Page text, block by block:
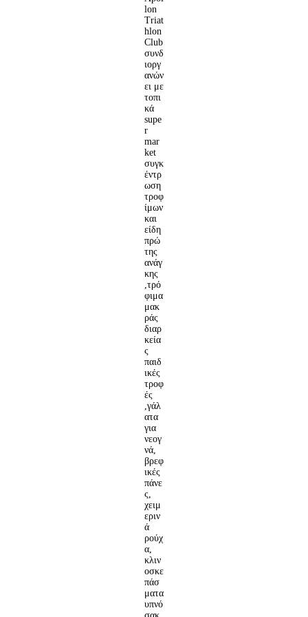
lon
Triat
hlon
Club
συνδ
ιοργ
ανών
ει με
τοπι
κά
supe
r
mar
ket
συγκ
έντρ
ωση
τροφ
ίμων
και
είδη
πρώ
της
ανάγ
κης
,τρό
φιμα
μακ
ράς
διαρ
κεία
ς
παιδ
ικές
τροφ
ές
,γάλ
ατα
για
νεογ
νά,
βρεφ
ικές
πάνε
ς,
χειμ
εριν
ά
ρούχ
α,
κλιν
οσκε
πάσ
ματα
υπνό